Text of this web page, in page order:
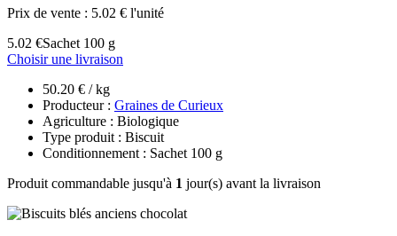
Prix de vente : 5.02 € l'unité
5.02 €Sachet 100 g
Choisir une livraison
50.20 € / kg
Producteur : Graines de Curieux
Agriculture : Biologique
Type produit : Biscuit
Conditionnement : Sachet 100 g
Produit commandable jusqu'à 1 jour(s) avant la livraison